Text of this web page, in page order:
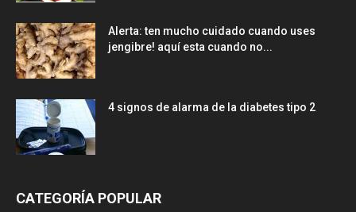
Alerta: ten mucho cuidado cuando uses
jengibre! aquí esta cuando no...
4 signos de alarma de la diabetes tipo 2
CATEGORÍA POPULAR